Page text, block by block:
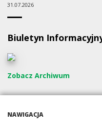
31 07.2026
Biuletyn
Zobacz Archiwum
NAWIGACJA